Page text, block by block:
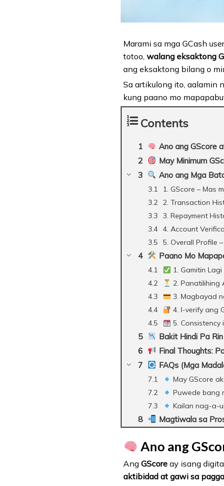
Marami sa mga GCash
totoo, walang eksaktong
ang eksaktong bilang o
Sa artikulong ito, aalamin
kung paano mo
Contents
Ano ang GScore
May Minimum
Ano ang Mga
1. GScore – Mas
2. Transaction
3. Repayment
4. Account
5. Overall Profile
Paano Mo
1. Gamitin
2. Panatilihing
3. Magbayad
4. I-verify ang
5. Consistency
Bakit Hindi Pa
Final Thoughts:
FAQs (Mga
May GScore
Puwede bang
Kailan nag-a-
Magtiwala sa
Ano ang
Ang GScore ay isang
aktibidad at gawi sa